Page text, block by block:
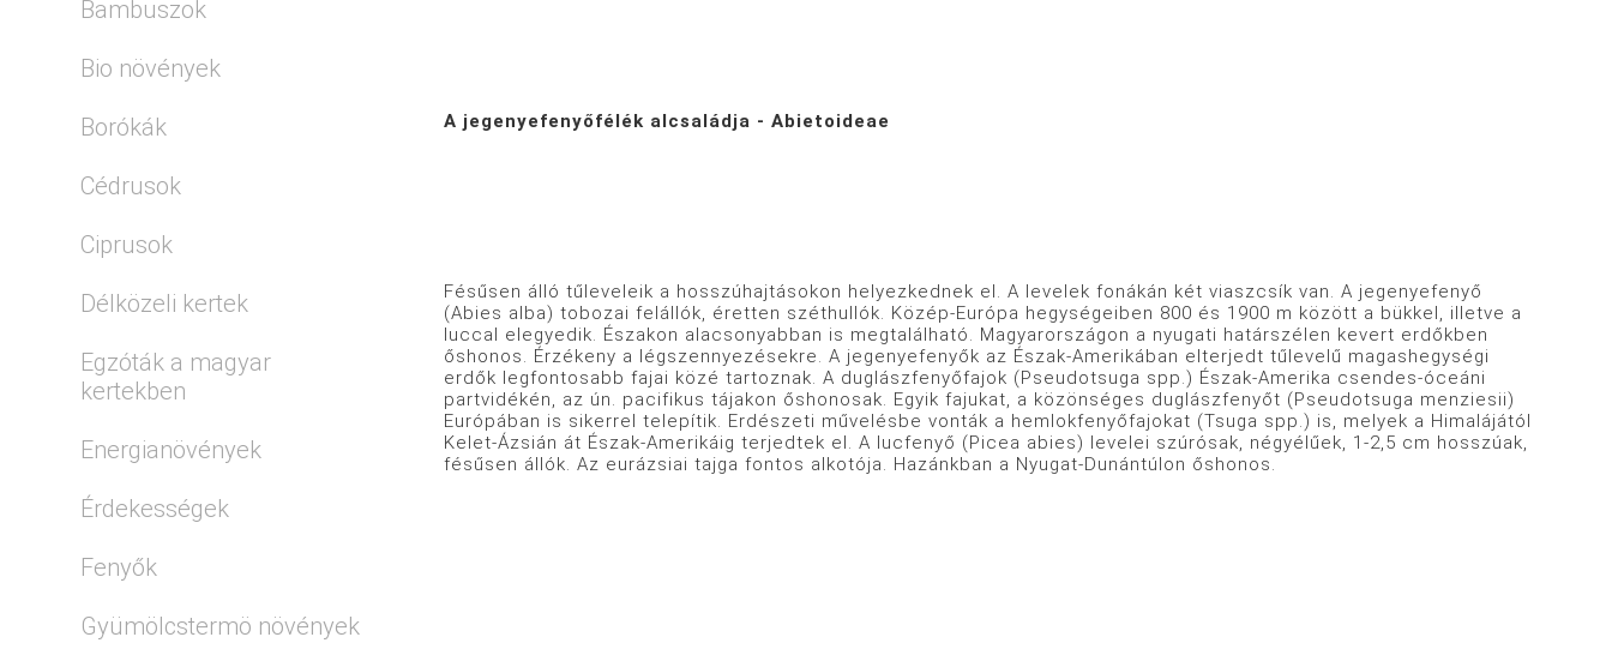
Bambuszok
Bio növények
Borókák
Cédrusok
Ciprusok
Délközeli kertek
Egzóták a magyar
kertekben
Energianövények
Érdekességek
Fenyők
Gyümölcstermö növények
A jegenyefenyőfélék alcsaládja - Abietoideae
Fésűsen álló tűleveleik a hosszúhajtásokon helyezkednek el. A levelek fonákán két viaszcsík van. A jegenyefenyő
(Abies alba) tobozai felállók, éretten széthullók. Közép-Európa hegységeiben 800 és 1900 m között a bükkel, illetve a
luccal elegyedik. Északon alacsonyabban is megtalálható. Magyarországon a nyugati határszélen kevert erdőkben
őshonos. Érzékeny a légszennyezésekre. A jegenyefenyők az Észak-Amerikában elterjedt tűlevelű magashegységi
erdők legfontosabb fajai közé tartoznak. A duglászfenyőfajok (Pseudotsuga spp.) Észak-Amerika csendes-óceáni
partvidékén, az ún. pacifikus tájakon őshonosak. Egyik fajukat, a közönséges duglászfenyőt (Pseudotsuga menziesii)
Európában is sikerrel telepítik. Erdészeti művelésbe vonták a hemlokfenyőfajokat (Tsuga spp.) is, melyek a Himalájától
Kelet-Ázsián át Észak-Amerikáig terjedtek el. A lucfenyő (Picea abies) levelei szúrósak, négyélűek, 1-2,5 cm hosszúak,
fésűsen állók. Az eurázsiai tajga fontos alkotója. Hazánkban a Nyugat-Dunántúlon őshonos.